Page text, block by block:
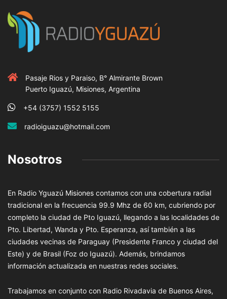
Pasaje Rios y Paraiso, B° Almirante Brown
Puerto Iguazú, Misiones, Argentina
+54 (3757) 1552 5155
radioiguazu@hotmail.com
Nosotros
En Radio Yguazú Misiones contamos con una cobertura radial
tradicional en la frecuencia 99.9 Mhz de 60 km, cubriendo por
completo la ciudad de Pto Iguazú, llegando a las localidades de
Pto. Libertad, Wanda y Pto. Esperanza, así también a las
ciudades vecinas de Paraguay (Presidente Franco y ciudad del
Este) y de Brasil (Foz do Iguazú). Además, brindamos
información actualizada en nuestras redes sociales.
Trabajamos en conjunto con Radio Rivadavia de Buenos Aires,